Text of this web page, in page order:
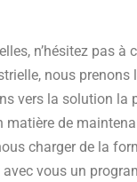
n’hésitez pas à
nous prenons
vers la solution
de
charger de la
vous un